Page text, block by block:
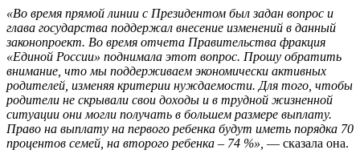
«Во время прямой линии с Президентом был задан вопрос и
глава государства поддержал внесение изменений в данный
законопроект. Во время отчета Правительства фракция
«Единой России» поднимала этот вопрос. Прошу обратить
внимание, что мы поддерживаем экономически активных
родителей, изменяя критерии нуждаемости. Для того, чтобы
родители не скрывали свои доходы и в трудной жизненной
ситуации они могли получать в большем размере выплату.
Право на выплату на первого ребенка будут иметь порядка 70
процентов семей, на второго ребенка – 74 %», — сказала она.